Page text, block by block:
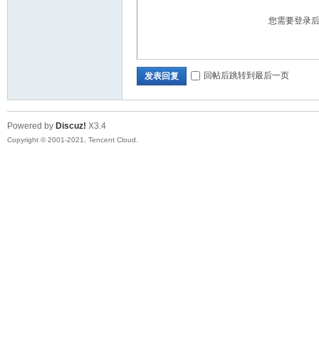
您需要登录
发表回复 回帖后跳转到最后一页
Powered by Discuz! X3.4
Copyright © 2001-2021, Tencent Cloud.